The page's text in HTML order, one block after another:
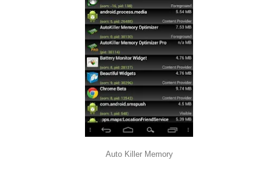
Auto Killer Memory